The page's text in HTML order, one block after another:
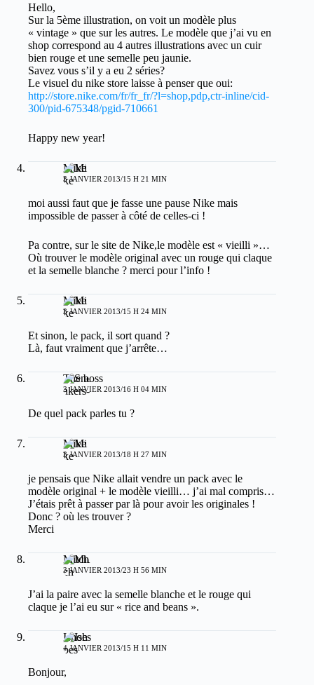
Hello,
Sur la 5ème illustration, on voit un modèle plus
« vintage » que sur les autres. Le modèle que j’ai vu en
shop correspond au 4 autres illustrations avec un cuir
bien rouge et une semelle peu jaunie.
Savez vous s’il y a eu 2 séries?
Le visuel du nike store laisse à penser que oui:
http://store.nike.com/fr/fr_fr/?l=shop,pdp,ctr-inline/cid-
300/pid-675348/pgid-710661
Happy new year!
Mike
3 JANVIER 2013/15 H 21 MIN
moi aussi faut que je fasse une pause Nike mais
impossible de passer à côté de celles-ci !
Pa contre, sur le site de Nike,le modèle est « vieilli »…
Où trouver le modèle original avec un rouge qui claque
et la semelle blanche ? merci pour l’info !
Mike
3 JANVIER 2013/15 H 24 MIN
Et sinon, le pack, il sort quand ?
Là, faut vraiment que j’arrête…
The boss
3 JANVIER 2013/16 H 04 MIN
De quel pack parles tu ?
Mike
3 JANVIER 2013/18 H 27 MIN
je pensais que Nike allait vendre un pack avec le
modèle original + le modèle vieilli… j’ai mal compris…
J’étais prêt à passer par là pour avoir les originales !
Donc ? où les trouver ?
Merci
Mitch
3 JANVIER 2013/23 H 56 MIN
J’ai la paire avec la semelle blanche et le rouge qui
claque je l’ai eu sur « rice and beans ».
Ishoes
4 JANVIER 2013/15 H 11 MIN
Bonjour,